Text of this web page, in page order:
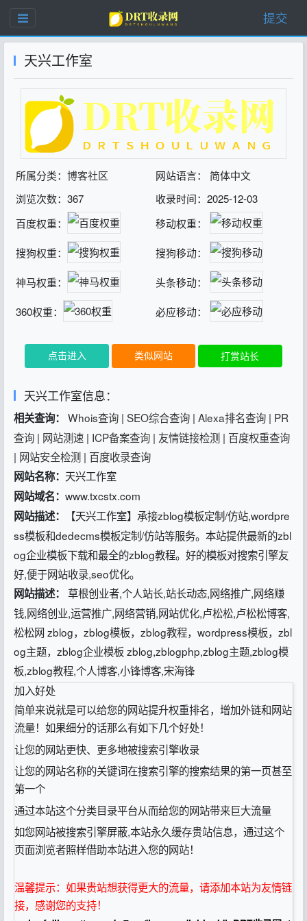
提交
天兴工作室
所属分类： 博客社区
网站语言： 简体中文
浏览次数：367
收录时间：2025-12-03
百度权重：
移动权重：
搜狗权重： 搜狗移动：
神马权重： 头条移动：
360权重： 必应移动：
点击进入 类似网站 打赏站长
天兴工作室信息：
相关查询： Whois查询 | SEO综合查询 | Alexa排名查询 | PR
查询 | 网站测速 | ICP备案查询 | 友情链接检测 | 百度权重查询
| 网站安全检测 | 百度收录查询
网站名称： 天兴工作室
网站域名： www.txcstx.com
网站描述：
【天兴工作室】承接zblog模板定制/仿站,wordpre
ss模板和dedecms模板定制/仿站等服务。本站提供最新的zbl
og企业模板下载和最全的zblog教程。好的模板对搜索引擎友
好,便于网站收录,seo优化。
网站描述： 草根创业者,个人站长,站长动态,网络推广,网络赚
钱,网络创业,运营推广,网络营销,网站优化,卢松松,卢松松博客,
松松网 zblog，zblog模板，zblog教程，wordpress模板，zbl
og主题，zblog企业模板 zblog,zblogphp,zblog主题,zblog模
板,zblog教程,个人博客,小锋博客,宋海锋
加入好处
简单来说就是可以给您的网站提升权重排名，增加外链和网站
流量！如果细分的话那么有如下几个好处！
让您的网站更快、更多地被搜索引擎收录
让您的网站名称的关键词在搜索引擎的搜索结果的第一页甚至
第一个
通过本站这个分类目录平台从而给您的网站带来巨大流量
如您网站被搜索引擎屏蔽,本站永久缓存贵站信息，通过这个
页面浏览者照样借助本站进入您的网站！
温馨提示：如果贵站想获得更大的流量，请添加本站为友情链
接，感谢您的支持！